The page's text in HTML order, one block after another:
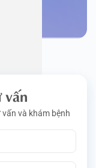
và khám bệnh